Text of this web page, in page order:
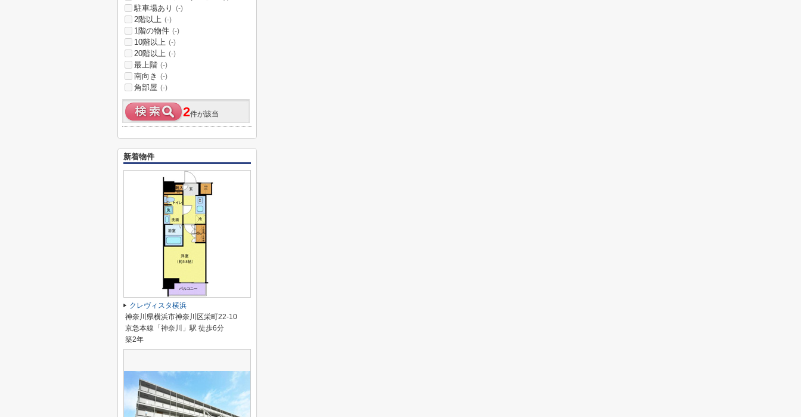
駐車場あり (-)
2階以上 (-)
1階の物件 (-)
10階以上 (-)
20階以上 (-)
最上階 (-)
南向き (-)
角部屋 (-)
2件が該当
新着物件
クレヴィスタ横浜
神奈川県横浜市神奈川区栄町22-10
京急本線「神奈川」駅 徒歩6分
築2年